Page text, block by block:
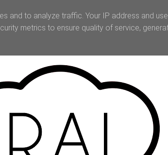
and to analyze traffic. Your IP address and
metrics to ensure quality of service,